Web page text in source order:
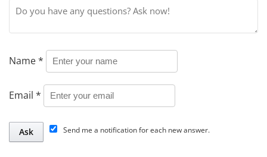
Name*
Email *
Send me a notification for each new answer.